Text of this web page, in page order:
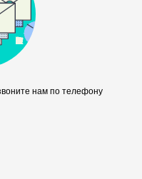
нам по телефону